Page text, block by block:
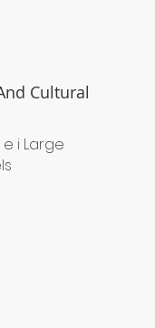
Cultural
i Large